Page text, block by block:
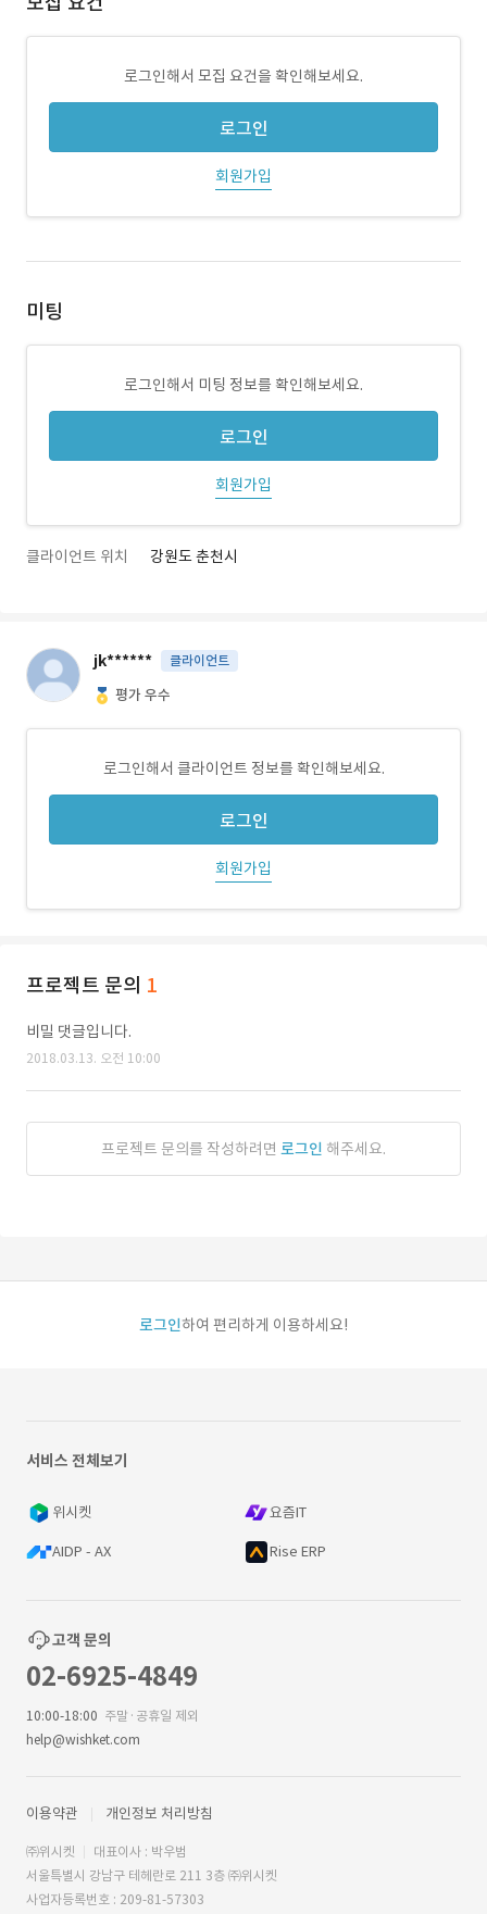
로그인해서 모집 요건을 확인해보세요.
로그인
회원가입
미팅
로그인해서 미팅 정보를 확인해보세요.
로그인
회원가입
클라이언트 위치 강원도 춘천시
jk****** 클라이언트
평가 우수
로그인해서 클라이언트 정보를 확인해보세요.
로그인
회원가입
프로젝트 문의 1
비밀 댓글입니다.
2018.03.13. 오전 10:00
프로젝트 문의를 작성하려면 로그인 해주세요.
로그인하여 편리하게 이용하세요!
서비스 전체보기
위시켓 요즘IT
AIDP - AX Rise ERP
고객 문의
02-6925-4849
10:00-18:00 주말·공휴일 제외
help@wishket.com
이용약관 개인정보 처리방침
㈜위시켓
대표이사 : 박우범
서울특별시 강남구 테헤란로 211 3층 ㈜위시켓
사업자등록번호 : 209-81-57303